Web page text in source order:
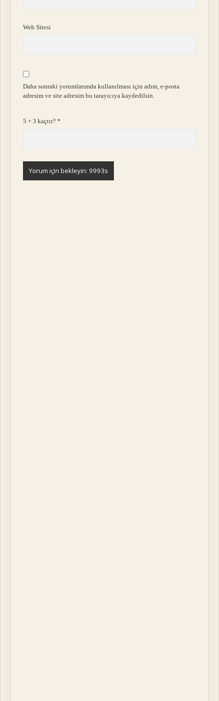
Web Sitesi
Daha sonraki yorumlarımda kullanılması için adım, e-posta
adresim ve site adresim bu tarayıcıya kaydedilsin.
5 + 3 kaçtır?*